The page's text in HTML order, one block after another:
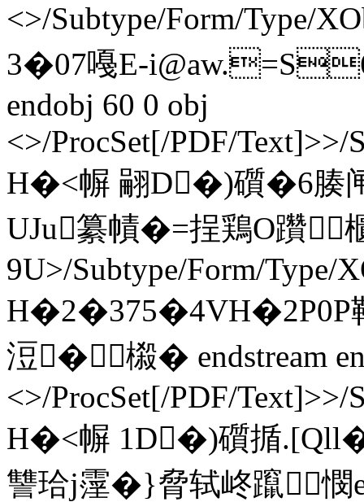
<>/Subtype/Form/Type/
3�07嘠
endobj 60 0 obj
<>/ProcSet[/PDF/Text]>>/
H�<幈 翤D�)礩�6腠
UJu纂幘�=挰鶏O躦
9U>/Subtype/Form/Type/
H�2�375�4VH�2P0P
浢� 榝 � endstream
<>/ProcSet[/PDF/Text]>>/
H�<幈 1D�)礩揗
讐珨j霪�}脅轼峂躥